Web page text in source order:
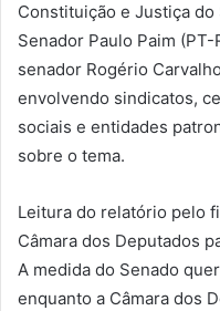
Constituição e Justiça
Senador Paulo Paim
senador Rogério
envolvendo sindicatos,
sociais e entidades
sobre o tema.
Leitura do relatório pelo
Câmara dos Deputados
A medida do Senado
enquanto a Câmara dos